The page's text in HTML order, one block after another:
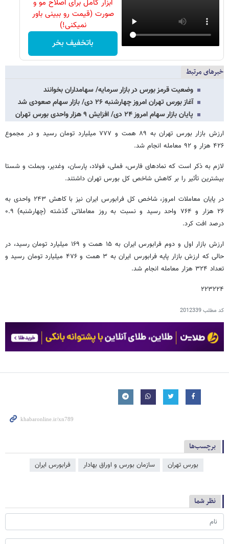
ابزار کامل برای اصلاح مو و
صورت (قیمت رو ببینی باور
نمیکنی!)
باتخفیف بخر
خبرهای مرتبط
وضعیت قرمز بورس در بازار سرمایه/ سهامداران بخوانند
آغاز بورس تهران امروز چهارشنبه ۲۶ دی/ بازار سهام صعودی شد
پایان بازار سهام امروز ۲۴ دی/ افزایش ۹ هزار واحدی بورس تهران
ارزش بازار بورس تهران به ۸۹ همت و ۷۷۷ میلیارد تومان رسید و در مجموع
۴۲۶ هزار و ۹۲ معامله انجام شد.
لازم به ذکر است که نمادهای فارس، فملی، فولاد، پارسان، وغدیر، وبملت و شستا
بیشترین تأثیر را بر کاهش شاخص کل بورس تهران داشتند.
در پایان معاملات امروز، شاخص کل فرابورس ایران نیز با کاهش ۲۴۳ واحدی به
۲۶ هزار و ۷۶۴ واحد رسید و نسبت به روز معاملاتی گذشته (چهارشنبه) ۰.۹
درصد افت کرد.
ارزش بازار اول و دوم فرابورس ایران به ۱۵ همت و ۱۶۹ میلیارد تومان رسید، در
حالی که ارزش بازار پایه فرابورس ایران به ۳ همت و ۴۷۶ میلیارد تومان رسید و
تعداد ۳۲۴ هزار معامله انجام شد.
۲۲۳۲۲۴
کد مطلب2012339
برچسب‌ها
بورس تهران سازمان بورس و اوراق بهادار فرا‌‌‌‌‌بورس ایران
نظر شما